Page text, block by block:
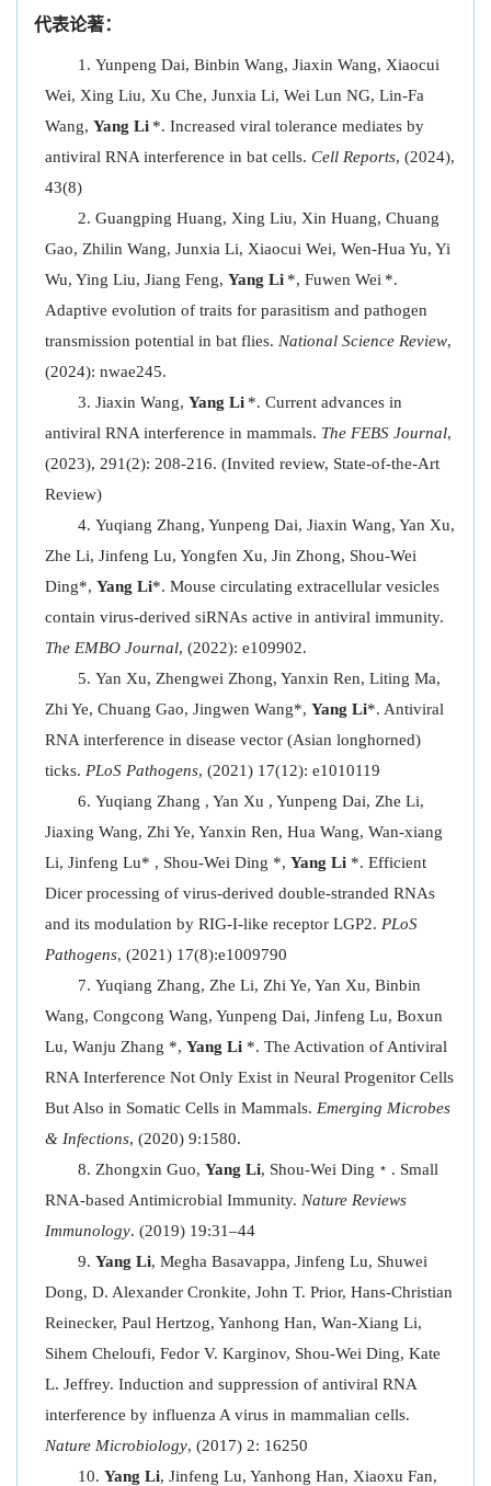
代表论著：
Yunpeng Dai, Binbin Wang, Jiaxin Wang, Xiaocui
Wei, Xing Liu, Xu Che, Junxia Li, Wei Lun NG, Lin-Fa
Wang, Yang Li *. Increased viral tolerance mediates by
antiviral RNA interference in bat cells. Cell Reports, (2024),
43(8)
Guangping Huang, Xing Liu, Xin Huang, Chuang
Gao, Zhilin Wang, Junxia Li, Xiaocui Wei, Wen-Hua Yu, Yi
Wu, Ying Liu, Jiang Feng, Yang Li *, Fuwen Wei *.
Adaptive evolution of traits for parasitism and pathogen
transmission potential in bat flies. National Science Review,
(2024): nwae245.
Jiaxin Wang, Yang Li *. Current advances in
antiviral RNA interference in mammals. The FEBS Journal,
(2023), 291(2): 208-216. (Invited review, State-of-the-Art
Review)
Yuqiang Zhang, Yunpeng Dai, Jiaxin Wang, Yan Xu,
Zhe Li, Jinfeng Lu, Yongfen Xu, Jin Zhong, Shou-Wei
Ding*, Yang Li*. Mouse circulating extracellular vesicles
contain virus-derived siRNAs active in antiviral immunity.
The EMBO Journal, (2022): e109902.
Yan Xu, Zhengwei Zhong, Yanxin Ren, Liting Ma,
Zhi Ye, Chuang Gao, Jingwen Wang*, Yang Li*. Antiviral
RNA interference in disease vector (Asian longhorned)
ticks. PLoS Pathogens, (2021) 17(12): e1010119
Yuqiang Zhang , Yan Xu , Yunpeng Dai, Zhe Li,
Jiaxing Wang, Zhi Ye, Yanxin Ren, Hua Wang, Wan-xiang
Li, Jinfeng Lu* , Shou-Wei Ding *, Yang Li *. Efficient
Dicer processing of virus-derived double-stranded RNAs
and its modulation by RIG-I-like receptor LGP2. PLoS
Pathogens, (2021) 17(8):e1009790
Yuqiang Zhang, Zhe Li, Zhi Ye, Yan Xu, Binbin
Wang, Congcong Wang, Yunpeng Dai, Jinfeng Lu, Boxun
Lu, Wanju Zhang *, Yang Li *. The Activation of Antiviral
RNA Interference Not Only Exist in Neural Progenitor Cells
But Also in Somatic Cells in Mammals. Emerging Microbes
& Infections, (2020) 9:1580.
Zhongxin Guo, Yang Li, Shou-Wei Ding﹡. Small
RNA-based Antimicrobial Immunity. Nature Reviews
Immunology. (2019) 19:31–44
Yang Li, Megha Basavappa, Jinfeng Lu, Shuwei
Dong, D. Alexander Cronkite, John T. Prior, Hans-Christian
Reinecker, Paul Hertzog, Yanhong Han, Wan-Xiang Li,
Sihem Cheloufi, Fedor V. Karginov, Shou-Wei Ding, Kate
L. Jeffrey. Induction and suppression of antiviral RNA
interference by influenza A virus in mammalian cells.
Nature Microbiology, (2017) 2: 16250
Yang Li, Jinfeng Lu, Yanhong Han, Xiaoxu Fan,